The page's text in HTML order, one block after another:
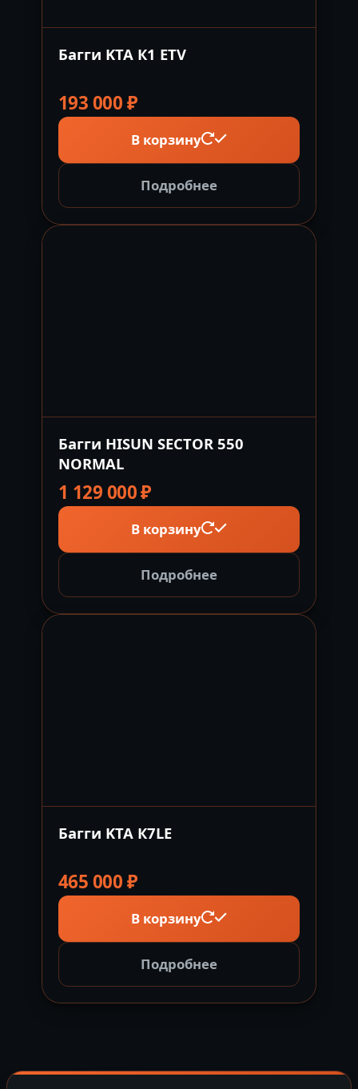
Багги KTA К1 ETV
193 000₽
В корзину
Подробнее
Багги HISUN SECTOR 550
NORMAL
1 129 000₽
В корзину
Подробнее
Багги KTA К7LE
465 000₽
В корзину
Подробнее